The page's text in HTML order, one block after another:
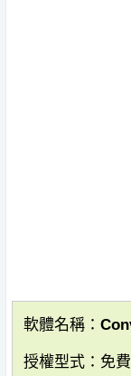
軟體名稱：
授權型式：免費